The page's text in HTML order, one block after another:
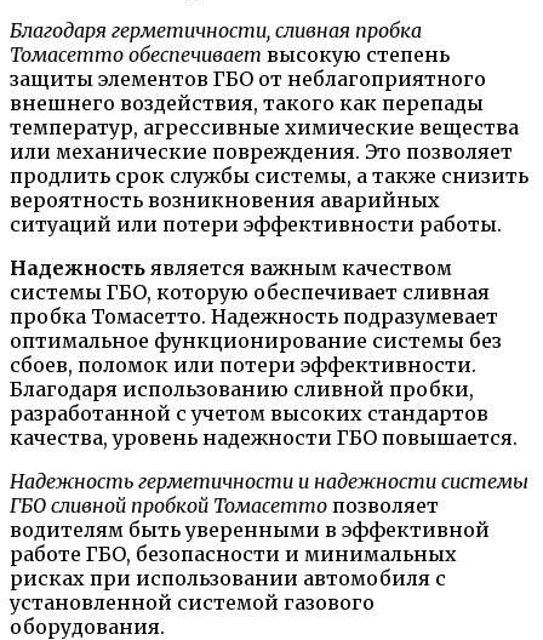
Благодаря герметичности, сливная пробка
Томасетто обеспечивает высокую степень
защиты элементов ГБО от неблагоприятного
внешнего воздействия, такого как перепады
температур, агрессивные химические вещества
или механические повреждения. Это позволяет
продлить срок службы системы, а также снизить
вероятность возникновения аварийных
ситуаций или потери эффективности работы.
Надежность является важным качеством
системы ГБО, которую обеспечивает сливная
пробка Томасетто. Надежность подразумевает
оптимальное функционирование системы без
сбоев, поломок или потери эффективности.
Благодаря использованию сливной пробки,
разработанной с учетом высоких стандартов
качества, уровень надежности ГБО повышается.
Надежность герметичности и надежности системы
ГБО сливной пробкой Томасетто позволяет
водителям быть уверенными в эффективной
работе ГБО, безопасности и минимальных
рисках при использовании автомобиля с
установленной системой газового
оборудования.